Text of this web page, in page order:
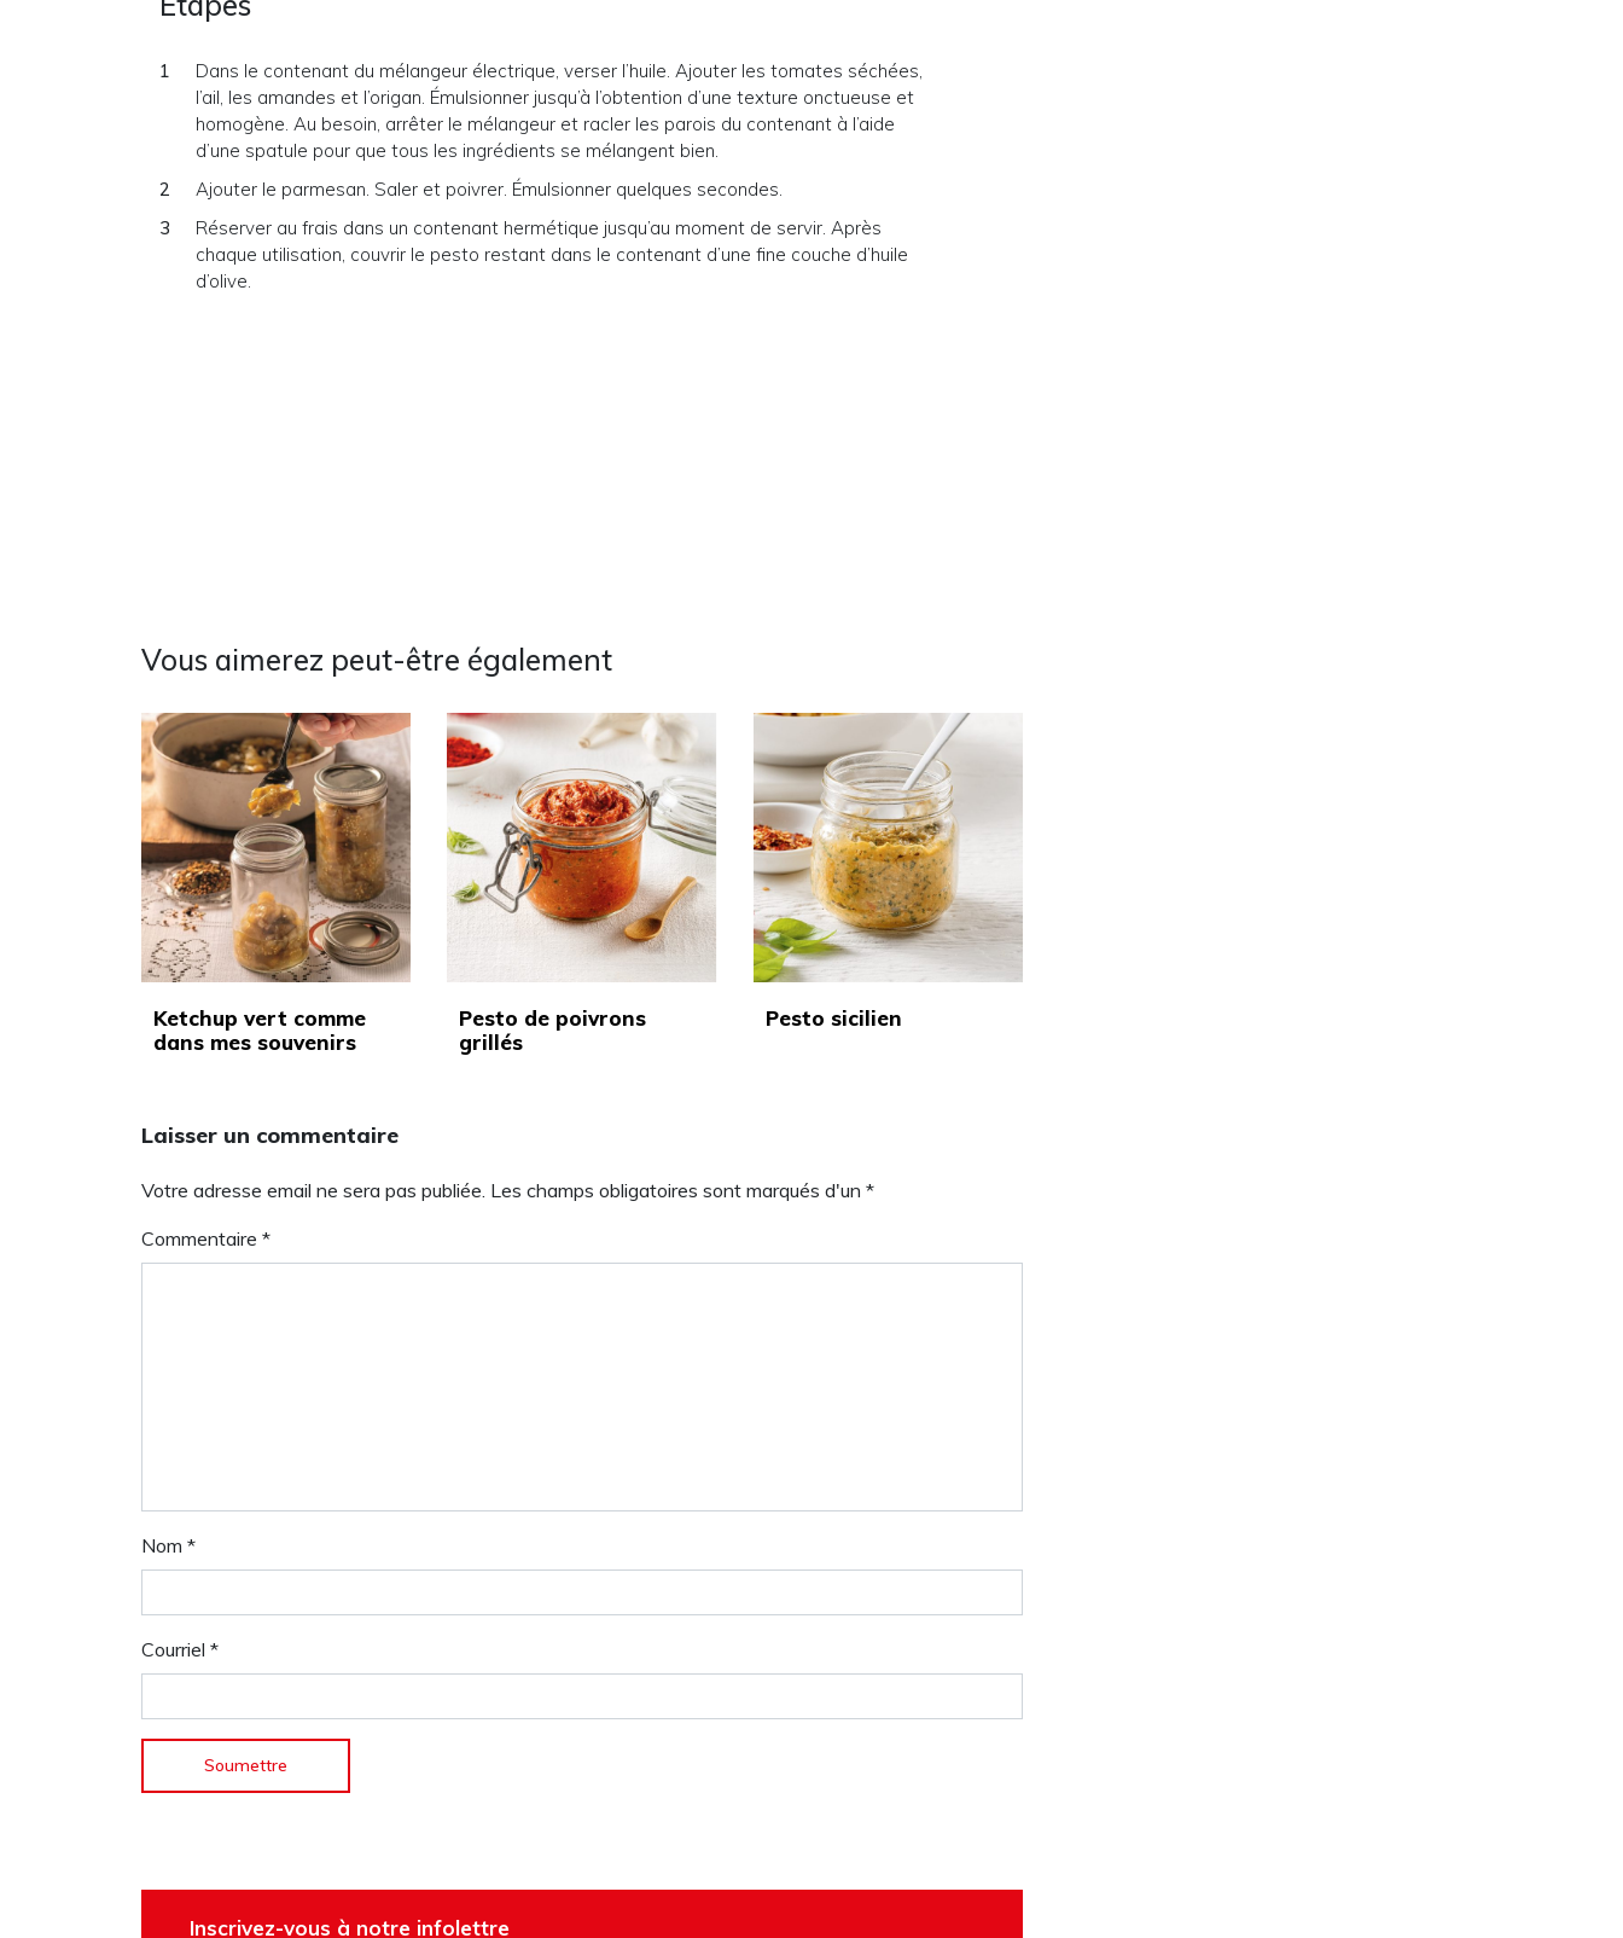
Dans le contenant du mélangeur électrique, verser l’huile. Ajouter les tomates séchées,
l’ail, les amandes et l’origan. Émulsionner jusqu’à l’obtention d’une texture onctueuse et
homogène. Au besoin, arrêter le mélangeur et racler les parois du contenant à l’aide
d’une spatule pour que tous les ingrédients se mélangent bien.
Ajouter le parmesan. Saler et poivrer. Émulsionner quelques secondes.
Réserver au frais dans un contenant hermétique jusqu’au moment de servir. Après
chaque utilisation, couvrir le pesto restant dans le contenant d’une fine couche d’huile
d’olive.
Vous aimerez peut-être également
Ketchup vert comme
dans mes souvenirs
Pesto de poivrons
grillés
Pesto sicilien
Laisser un commentaire
Votre adresse email ne sera pas publiée. Les champs obligatoires sont marqués d'un *
Commentaire *
Nom *
Courriel *
Inscrivez-vous à notre infolettre